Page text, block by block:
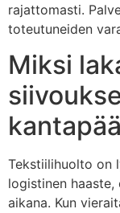
rajattomasti.
toteutuneiden
Miksi
Tekstiilihuolto on
logistinen
aikana. Kun